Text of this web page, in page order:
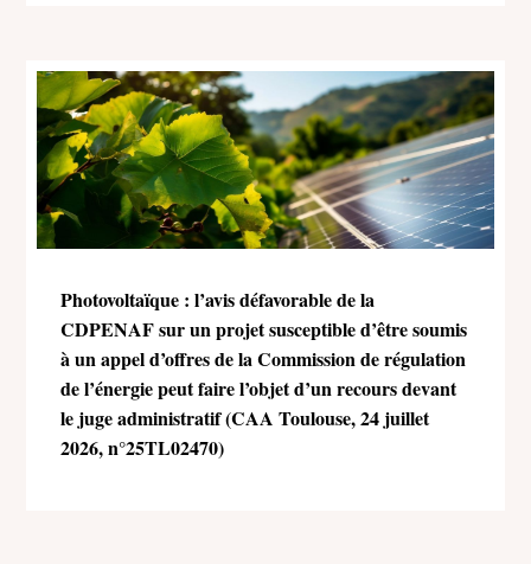
Photovoltaïque : l’avis défavorable de la
CDPENAF sur un projet susceptible d’être soumis
à un appel d’offres de la Commission de régulation
de l’énergie peut faire l’objet d’un recours devant
le juge administratif (CAA Toulouse, 24 juillet
2026, n°25TL02470)